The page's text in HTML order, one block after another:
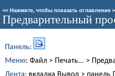
<< Нажмите, чтобы показать оглавление
Предварительный
Панель:
Меню: Файл > Печать... >